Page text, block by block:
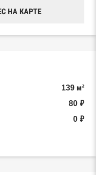
НА КАРТЕ
139 м²
80 ₽
0 ₽